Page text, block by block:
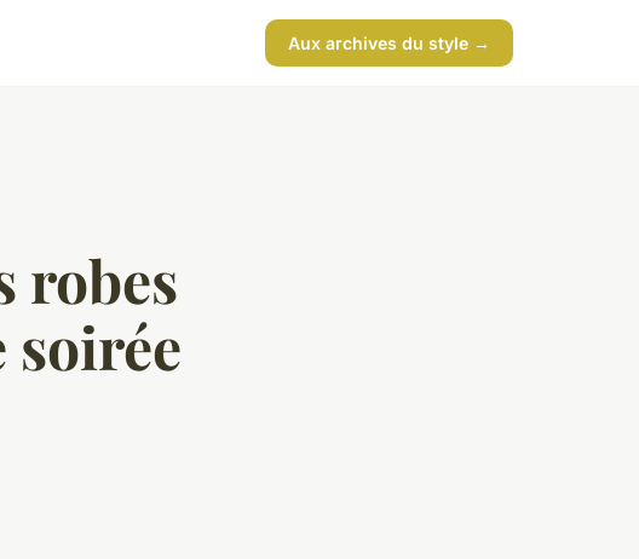
Aux archives du style →
robes